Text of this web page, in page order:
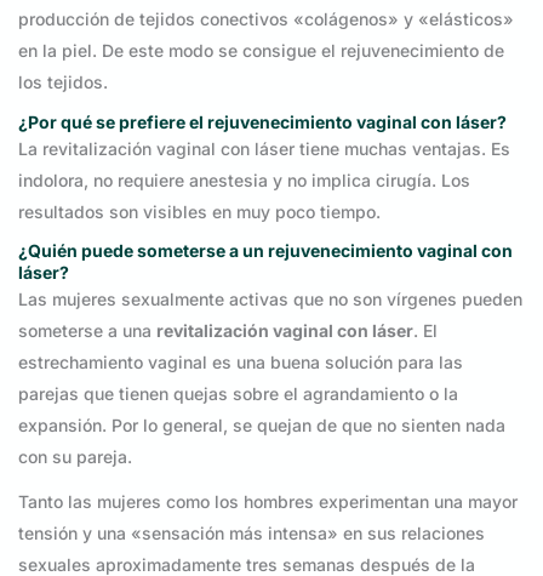
producción de tejidos conectivos «colágenos» y «elásticos»
en la piel. De este modo se consigue el rejuvenecimiento de
los tejidos.
¿Por qué se prefiere el rejuvenecimiento vaginal con láser?
La revitalización vaginal con láser tiene muchas ventajas. Es
indolora, no requiere anestesia y no implica cirugía. Los
resultados son visibles en muy poco tiempo.
¿Quién puede someterse a un rejuvenecimiento vaginal con
láser?
Las mujeres sexualmente activas que no son vírgenes pueden
someterse a una revitalización vaginal con láser. El
estrechamiento vaginal es una buena solución para las
parejas que tienen quejas sobre el agrandamiento o la
expansión. Por lo general, se quejan de que no sienten nada
con su pareja.
Tanto las mujeres como los hombres experimentan una mayor
tensión y una «sensación más intensa» en sus relaciones
sexuales aproximadamente tres semanas después de la